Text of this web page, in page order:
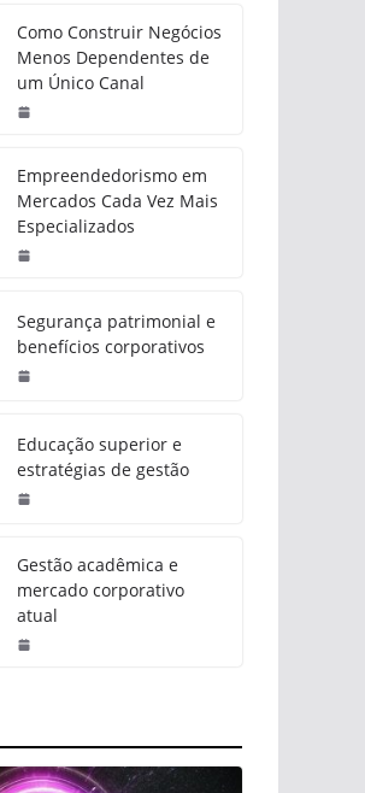
Como Construir Negócios
Menos Dependentes de
um Único Canal
Empreendedorismo em
Mercados Cada Vez Mais
Especializados
Segurança patrimonial e
benefícios corporativos
Educação superior e
estratégias de gestão
Gestão acadêmica e
mercado corporativo
atual